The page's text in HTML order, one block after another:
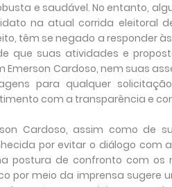
e saudável. No entanto,
na atual corrida eleitoral
têm se negado a responder
que suas atividades e
Emerson Cardoso, nem suas
para qualquer
com a transparência e
Cardoso, assim como de
por evitar o diálogo com
postura de confronto com os
por meio da imprensa sugere